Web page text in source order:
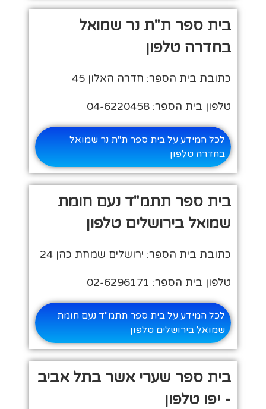
בית ספר ת"ת נר שמואל
בחדרה טלפון
כתובת בית הספר: חדרה האלון 45
טלפון בית הספר: 04-6220458
לכל המידע על בית ספר ת"ת נר שמואל
בחדרה טלפון
בית ספר תתמ"ד נעם חומת
שמואל בירושלים טלפון
כתובת בית הספר: ירושלים שמחת כהן 24
טלפון בית הספר: 02-6296171
לכל המידע על בית ספר תתמ"ד נעם חומת
שמואל בירושלים טלפון
בית ספר שערי אשר בתל אביב
- יפו טלפון